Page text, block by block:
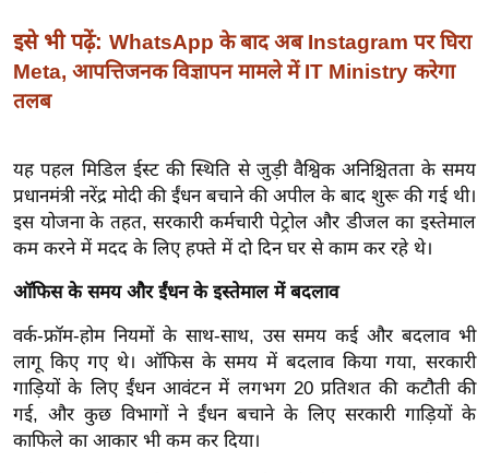
ल
श
य
यं
ग
इं
या
सा
हि
त्य
ज
ग
इसे भी पढ़ें: WhatsApp के बाद अब Instagram पर घिरा
Meta, आपत्तिजनक विज्ञापन मामले में IT Ministry करेगा
तलब
यह पहल मिडिल ईस्ट की स्थिति से जुड़ी वैश्विक अनिश्चितता के समय
प्रधानमंत्री नरेंद्र मोदी की ईंधन बचाने की अपील के बाद शुरू की गई थी।
इस योजना के तहत, सरकारी कर्मचारी पेट्रोल और डीजल का इस्तेमाल
कम करने में मदद के लिए हफ्ते में दो दिन घर से काम कर रहे थे।
ऑफिस के समय और ईंधन के इस्तेमाल में बदलाव
वर्क-फ्रॉम-होम नियमों के साथ-साथ, उस समय कई और बदलाव भी
लागू किए गए थे। ऑफिस के समय में बदलाव किया गया, सरकारी
गाड़ियों के लिए ईंधन आवंटन में लगभग 20 प्रतिशत की कटौती की
गई, और कुछ विभागों ने ईंधन बचाने के लिए सरकारी गाड़ियों के
काफिले का आकार भी कम कर दिया।